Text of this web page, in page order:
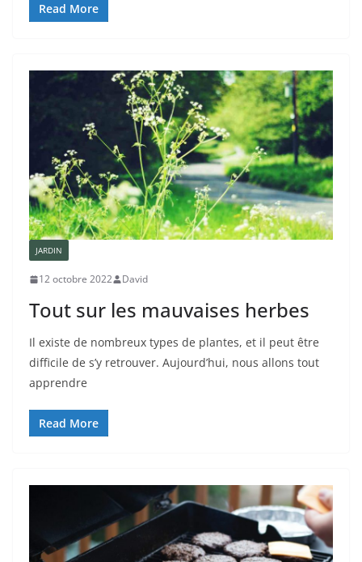
Read More
JARDIN
12 octobre 2022 David
Tout sur les mauvaises herbes
Il existe de nombreux types de plantes, et il peut être
difficile de s’y retrouver. Aujourd’hui, nous allons tout
apprendre
Read More